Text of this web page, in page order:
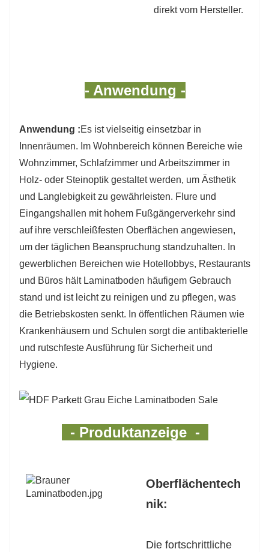
direkt vom Hersteller.
- Anwendung -
Anwendung :Es ist vielseitig einsetzbar in
Innenräumen. Im Wohnbereich können Bereiche wie
Wohnzimmer, Schlafzimmer und Arbeitszimmer in
Holz- oder Steinoptik gestaltet werden, um Ästhetik
und Langlebigkeit zu gewährleisten. Flure und
Eingangshallen mit hohem Fußgängerverkehr sind
auf ihre verschleißfesten Oberflächen angewiesen,
um der täglichen Beanspruchung standzuhalten. In
gewerblichen Bereichen wie Hotellobbys, Restaurants
und Büros hält Laminatboden häufigem Gebrauch
stand und ist leicht zu reinigen und zu pflegen, was
die Betriebskosten senkt. In öffentlichen Räumen wie
Krankenhäusern und Schulen sorgt die antibakterielle
und rutschfeste Ausführung für Sicherheit und
Hygiene.
- Produktanzeige -
Oberflächentech
nik:
Die fortschrittliche